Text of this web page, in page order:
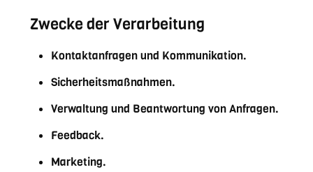
Zwecke der Verarbeitung
Kontaktanfragen und Kommunikation.
Sicherheitsmaßnahmen.
Verwaltung und Beantwortung von Anfragen.
Feedback.
Marketing.